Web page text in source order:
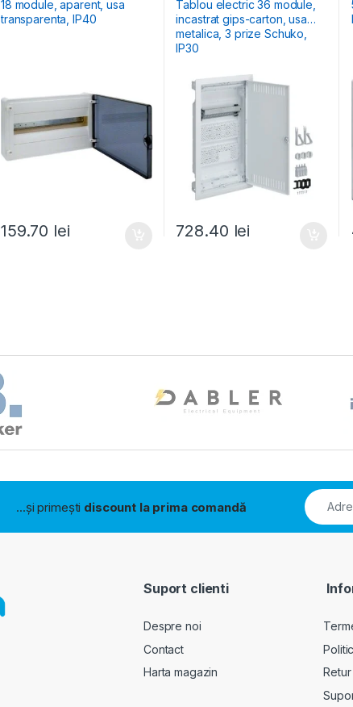
18 module, aparent, usa
transparenta, IP40
159.70 lei
Tablou electric 36 module,
incastrat gips-carton, usa
metalica, 3 prize Schuko,
IP30
728.40 lei
...și primești discount la prima comandă
Suport clienti
Despre noi
Contact
Harta magazin